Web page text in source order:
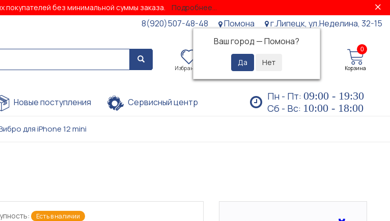
покупателей без минимальной суммы заказа. Подробнее...
8(920)507-48-48
Помона
Ваш город —Помона?
г.Липецк, ул.Неделина, 32-15
Избранное Просмотренные
0
Корзина
Новые поступления Сервисный центр Пн - Пт: 09:00 - 19:30
Сб - Вс: 10:00 - 18:00
для iPhone 12 mini
Есть в наличии